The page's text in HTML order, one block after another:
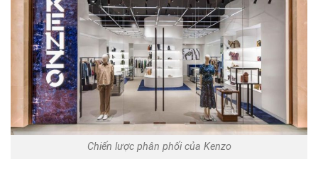
Chiến lược phân phối của Kenzo